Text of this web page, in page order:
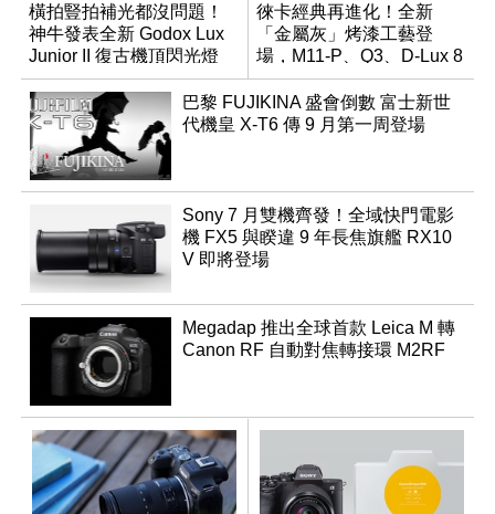
橫拍豎拍補光都沒問題！
神牛發表全新 Godox Lux
Junior II 復古機頂閃光燈
徠卡經典再進化！全新
「金屬灰」烤漆工藝登
場，M11-P、Q3、D-Lux 8
領銜換裝
巴黎 FUJIKINA 盛會倒數 富士新世
代機皇 X-T6 傳 9 月第一周登場
Sony 7 月雙機齊發！全域快門電影
機 FX5 與睽違 9 年長焦旗艦 RX10
V 即將登場
Megadap 推出全球首款 Leica M 轉
Canon RF 自動對焦轉接環 M2RF